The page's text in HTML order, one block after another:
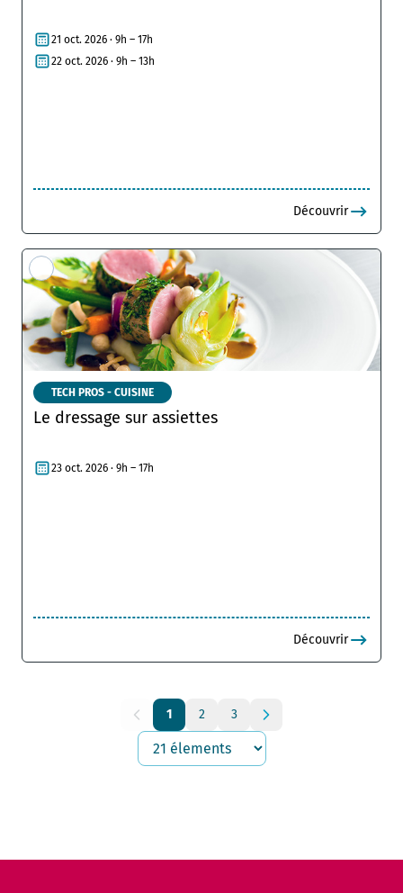
21 oct. 2026 · 9h – 17h
22 oct. 2026 · 9h – 13h
Découvrir
TECH PROS - CUISINE
Le dressage sur assiettes
23 oct. 2026 · 9h – 17h
Découvrir
1 2 3